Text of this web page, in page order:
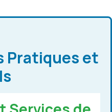
Pratiques et